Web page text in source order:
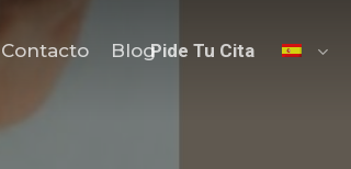
Contacto BlogPide Tu Cita